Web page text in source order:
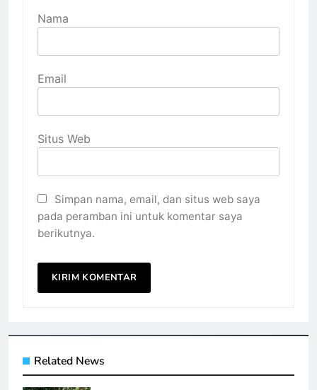
Nama
Email
Situs Web
Simpan nama, email, dan situs web saya
pada peramban ini untuk komentar saya
berikutnya.
Related News